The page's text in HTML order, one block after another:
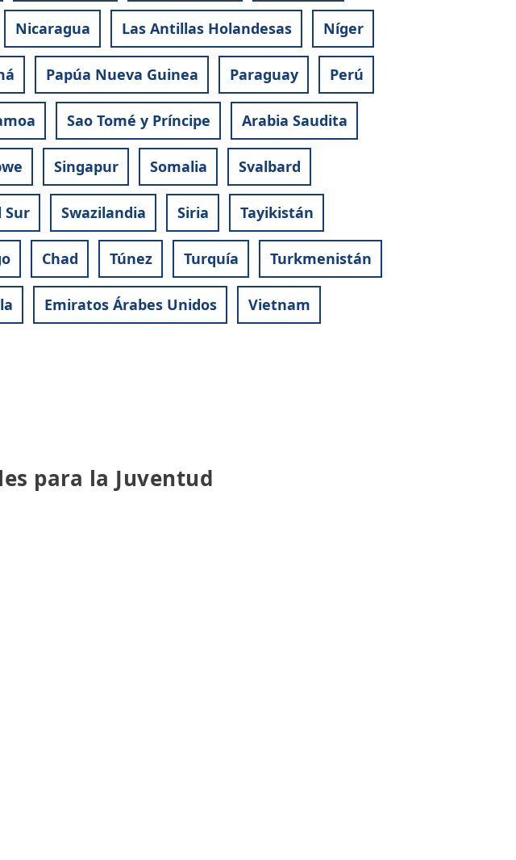
Nicaragua Las Antillas Holandesas Níger
Papúa Nueva Guinea Paraguay Perú
Sao Tomé y Príncipe Arabia Saudita
Singapur Somalia Svalbard
Sur Swazilandia Siria Tayikistán
Chad Túnez Turquía Turkmenistán
Emiratos Árabes Unidos Vietnam
para la Juventud